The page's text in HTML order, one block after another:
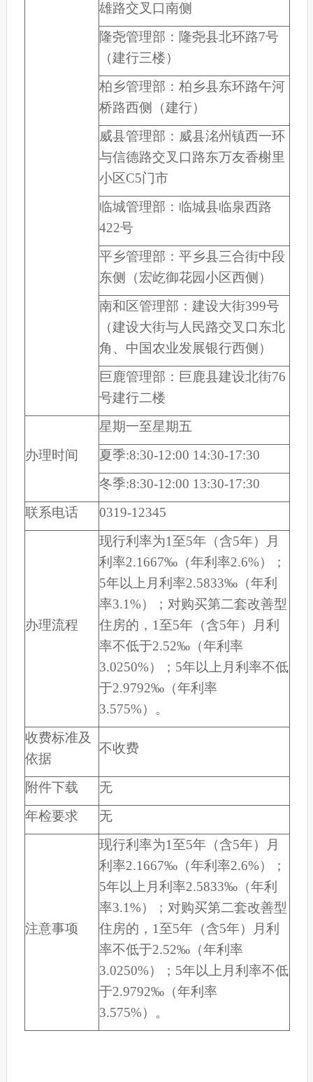
雄路交叉口南侧
隆尧管理部：隆尧县北环路7号
（建行三楼）
柏乡管理部：柏乡县东环路午河
桥路西侧（建行）
威县管理部：威县洺州镇西一环
与信德路交叉口路东万友香榭里
小区C5门市
临城管理部：临城县临泉西路
422号
平乡管理部：平乡县三合街中段
东侧（宏屹御花园小区西侧）
南和区管理部：建设大街399号
（建设大街与人民路交叉口东北
角、中国农业发展银行西侧）
巨鹿管理部：巨鹿县建设北街76
号建行二楼
办理时间
星期一至星期五
夏季:8:30-12:00 14:30-17:30
冬季:8:30-12:00 13:30-17:30
联系电话
0319-12345
办理流程
现行利率为1至5年（含5年）月
利率2.1667‰（年利率2.6%）；
5年以上月利率2.5833‰（年利
率3.1%）；对购买第二套改善型
住房的，1至5年（含5年）月利
率不低于2.52‰（年利率
3.0250%）；5年以上月利率不低
于2.9792‰（年利率
3.575%）。
收费标准及
依据
不收费
附件下载
无
年检要求
无
注意事项
现行利率为1至5年（含5年）月
利率2.1667‰（年利率2.6%）；
5年以上月利率2.5833‰（年利
率3.1%）；对购买第二套改善型
住房的，1至5年（含5年）月利
率不低于2.52‰（年利率
3.0250%）；5年以上月利率不低
于2.9792‰（年利率
3.575%）。